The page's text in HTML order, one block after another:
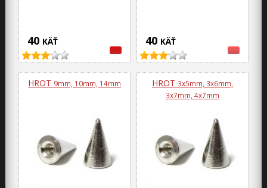
40 KÄŤ 40 KÄŤ
HROT 9mm, 10mm, 14mm HROT 3x5mm, 3x6mm,
3x7mm, 4x7mm